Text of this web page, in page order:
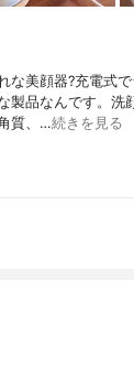
美顔器?充電式で
製品なんです。洗
質、…続きを見る